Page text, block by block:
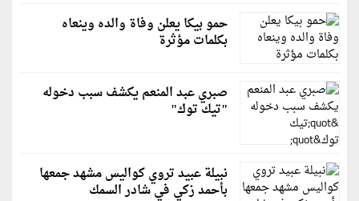
حمو بيكا يعلن وفاة والده وينعاه
بكلمات مؤثرة
صبري عبد المنعم يكشف سبب دخوله
"تيك توك"
نبيلة عبيد تروي كواليس مشهد جمعها
بأحمد زكي في شادر السمك